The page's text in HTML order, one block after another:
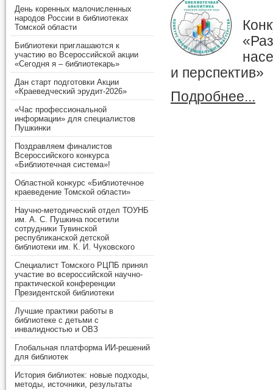
День коренных малочисленных
народов России в библиотеках
Томской области
Библиотеки приглашаются к
участию во Всероссийской акции
«Сегодня я – библиотекарь»
Дан старт подготовки Акции
«Краеведческий эрудит-2026»
«Час профессиональной
информации» для специалистов
Пушкинки
Поздравляем финалистов
Всероссийского конкурса
«Библиотечная система»!
Областной конкурс «Библиотечное
краеведение Томской области»
Научно-методический отдел ТОУНБ
им. А. С. Пушкина посетили
сотрудники Тувинской
республиканской детской
библиотеки им. К. И. Чуковского
Специалист Томского РЦПБ принял
участие во всероссийской научно-
практической конференции
Президентской библиотеки
Лучшие практики работы в
библиотеке с детьми с
инвалидностью и ОВЗ
Глобальная платформа ИИ-решений
для библиотек
История библиотек: новые подходы,
методы, источники, результаты
и перспектив»
Подробнее...